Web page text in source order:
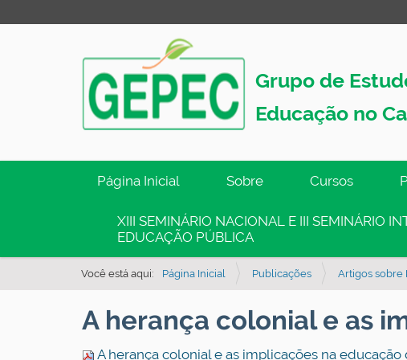
Grupo de
Educação no
g
Página Inicial Sobre Cursos
XIII SEMINÁRIO NACIONAL E III SEMINÁRIO
EDUCAÇÃO PÚBLICA
Você está aqui: Página Inicial Publicações Artigos sobre
A herança colonial e as
A herança colonial e as implicações na